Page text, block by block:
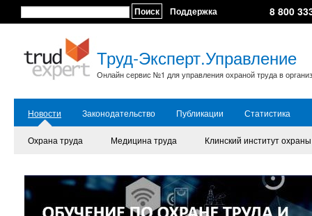
Поиск Поддержка 8 800
Труд-Эксперт.Управление
Онлайн сервис №1 для управления охраной труда в
Новости Законодательство Публикации Статистика
Охрана труда Медицина труда Клинский институт